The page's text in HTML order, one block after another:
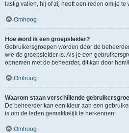
lastig vallen, hij of zij heeft een reden om je te
Omhoog
Hoe word ik een groepsleider?
Gebruikersgroepen worden door de
wie de groepsleider is. Als je een
opnemen met de beheerder, dit kan door
Omhoog
Waarom staan verschillende
De beheerder kan een kleur aan een
is om de leden gemakkelijk te herkennen.
Omhoog